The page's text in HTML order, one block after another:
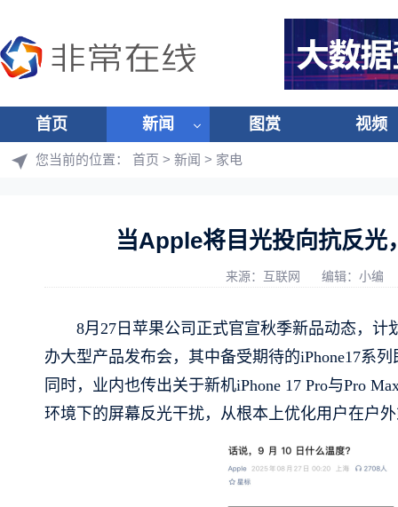
首页 新闻 图赏 视频
您当前的位置： 首页 > 新闻 > 家电
当Apple将目光投向抗反光
来源：互联网 编辑：小编
8月27日苹果公司正式官宣秋季新品动态，计
办大型产品发布会，其中备受期待的iPhone17系
同时，业内也传出关于新机iPhone 17 Pro与Pro
环境下的屏幕反光干扰，从根本上优化用户在户外